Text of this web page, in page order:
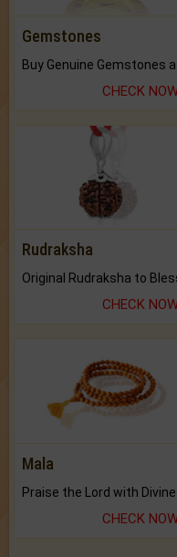
Gemstones
CHECK
Rudraksha
CHECK
Mala
CHECK